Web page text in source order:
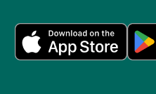
Wie zijn wij